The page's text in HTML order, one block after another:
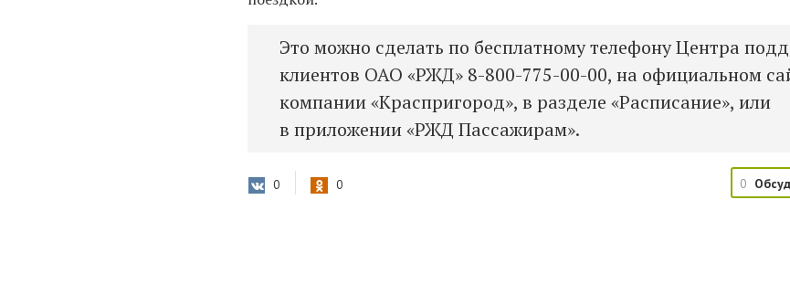
Это можно сделать по бесплатному телефону Центра
клиентов ОАО «РЖД» 8-800-775-00-00, на официальном
компании «Краспригород», в разделе «Расписание», или
в приложении «РЖД Пассажирам».
0 0 0